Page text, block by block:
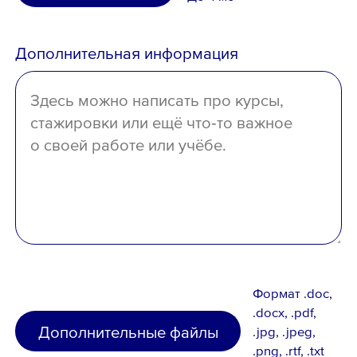
отсутствует
Дополнительная информация
Дополнительные файлы
Формат .doc,
.docx, .pdf,
.jpg, .jpeg,
.png, .rtf, .txt